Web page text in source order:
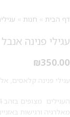
דף הבית » חנות »
עגילי פנינה אנבל
₪350.00
עגילי פנינה קלאסים,
מאלרגיה ורגישות